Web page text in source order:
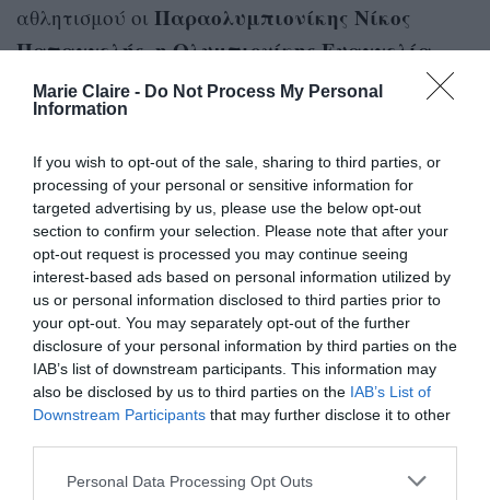
Marie Claire - Do Not Process My Personal
Information
If you wish to opt-out of the sale, sharing to third parties, or
processing of your personal or sensitive information for
targeted advertising by us, please use the below opt-out
section to confirm your selection. Please note that after your
opt-out request is processed you may continue seeing
interest-based ads based on personal information utilized by
us or personal information disclosed to third parties prior to
your opt-out. You may separately opt-out of the further
disclosure of your personal information by third parties on the
IAB’s list of downstream participants. This information may
also be disclosed by us to third parties on the IAB’s List of
Downstream Participants that may further disclose it to other
Personal Data Processing Opt Outs
αθλητισμού οι Παραολυμπιονίκης Νίκος
Παπαγγελής, η Ολυμπιονίκης Ευαγγελία
Πλατανιώτη και η αθλήτρια υδατοσφαίρισης
Νικόλ Ελευθεριάδου,
καλλιτέχνης Saske και ο YouTuber Fipster μεταξύ
άλλων, ευαισθητοποίησαν το κοινό και
ενδυνάμωσαν τη συζήτηση γύρω από την
ψυχική υγεία σε αυτούς τους απαιτητικούς
χώρους.